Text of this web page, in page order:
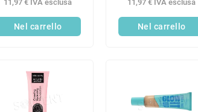
11,97 € IVA esclusa
Nel carrello
11,97 € IVA esclusa
Nel carrello